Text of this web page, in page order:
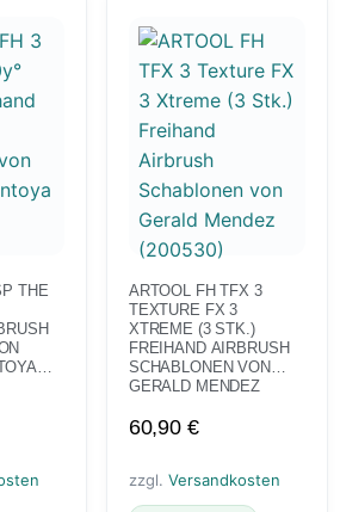
THE
ARTOOL FH TFX 3
TEXTURE FX 3
XTREME (3 STK.)
FREIHAND AIRBRUSH
SCHABLONEN VON
GERALD MENDEZ
60,90 €
zzgl. Versandkosten